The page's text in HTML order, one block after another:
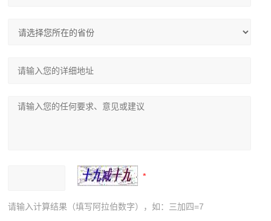
请输入计算结果（填写阿拉伯数字），如：三加四=7